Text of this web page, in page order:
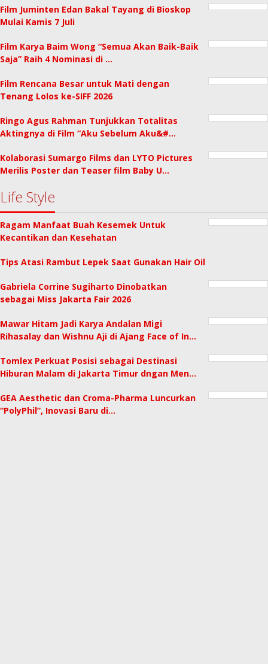
Film Juminten Edan Bakal Tayang di Bioskop
Mulai Kamis 7 Juli
Film Karya Baim Wong “Semua Akan Baik-Baik
Saja” Raih 4 Nominasi di …
Film Rencana Besar untuk Mati dengan
Tenang Lolos ke-SIFF 2026
Ringo Agus Rahman Tunjukkan Totalitas
Aktingnya di Film “Aku Sebelum Aku&#…
Kolaborasi Sumargo Films dan LYTO Pictures
Merilis Poster dan Teaser film Baby U…
Life Style
Ragam Manfaat Buah Kesemek Untuk
Kecantikan dan Kesehatan
Tips Atasi Rambut Lepek Saat Gunakan Hair Oil
Gabriela Corrine Sugiharto Dinobatkan
sebagai Miss Jakarta Fair 2026
Mawar Hitam Jadi Karya Andalan Migi
Rihasalay dan Wishnu Aji di Ajang Face of In…
Tomlex Perkuat Posisi sebagai Destinasi
Hiburan Malam di Jakarta Timur dngan Men…
GEA Aesthetic dan Croma-Pharma Luncurkan
“PolyPhil”, Inovasi Baru di…